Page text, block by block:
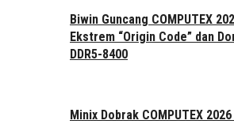
Biwin Guncang COMPUTEX
Ekstrem “Origin Code” dan
DDR5-8400
Minix Dobrak COMPUTEX